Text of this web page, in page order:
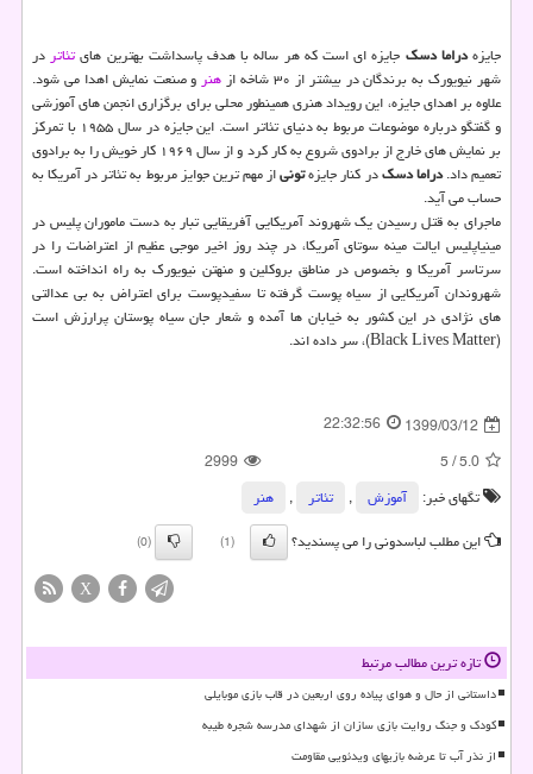
جایزهدراما دسک جایزه ای است که هر ساله با هدف پاسداشت بهترین هایتئاتردر
شهر نیویورک به برندگان در بیشتر از ۳۰ شاخه از
هنرو صنعت نمایش اهدا می شود.
علاوه بر اهدای جایزه، این رویداد هنری همینطور محلی برای برگزاری انجمن های آموزشی
و گفتگو درباره موضوعات مربوط به دنیای تئاتر است. این جایزه در سال ۱۹۵۵ با تمرکز
بر نمایش های خارج از برادوی شروع به کار کرد و از سال ۱۹۶۹ کار خویش را به برادوی
تعمیم داد.دراما دسکدر کنار جایزهتونیاز مهم ترین جوایز مربوط به تئاتر در آمریکا به
حساب می آید.
ماجرای به قتل رسیدن یک شهروند آمریکایی آفریقایی تبار به دست ماموران پلیس در
مینیاپلیس ایالت مینه سوتای آمریکا، در چند روز اخیر موجی عظیم از اعتراضات را در
سرتاسر آمریکا و بخصوص در مناطق بروکلین و منهتن نیویورک به راه انداخته است.
شهروندان آمریکایی از سیاه پوست گرفته تا سفیدپوست برای اعتراض به بی عدالتی
های نژادی در این کشور به خیابان ها آمده و شعار جان سیاه پوستان پرارزش است
(Black Lives Matter)، سر داده اند.
1399/03/12
22:32:56
5.0
/
5
2999
تگهای خبر:
آموزش , تئاتر ,
هنر
این مطلب لباسدونی را می پسندید؟
(1)
(0)
X
تازه ترین مطالب مرتبط
داستانی از حال و هوای پیاده روی اربعین در قاب بازی موبایلی
کودک و جنگ روایت بازی سازان از شهدای مدرسه شجره طیبه
از نذر آب تا عرضه بازیهای ویدئویی مقاومت